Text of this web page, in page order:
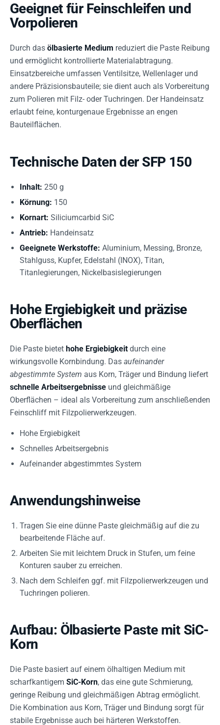
Geeignet für Feinschleifen und
Vorpolieren
Durch das ölbasierte Medium reduziert die Paste Reibung
und ermöglicht kontrollierte Materialabtragung.
Einsatzbereiche umfassen Ventilsitze, Wellenlager und
andere Präzisionsbauteile; sie dient auch als Vorbereitung
zum Polieren mit Filz- oder Tuchringen. Der Handeinsatz
erlaubt feine, konturgenaue Ergebnisse an engen
Bauteilflächen.
Technische Daten der SFP 150
Inhalt: 250 g
Körnung: 150
Kornart: Siliciumcarbid SiC
Antrieb: Handeinsatz
Geeignete Werkstoffe: Aluminium, Messing, Bronze,
Stahlguss, Kupfer, Edelstahl (INOX), Titan,
Titanlegierungen, Nickelbasislegierungen
Hohe Ergiebigkeit und präzise
Oberflächen
Die Paste bietet hohe Ergiebigkeit durch eine
wirkungsvolle Kornbindung. Das aufeinander
abgestimmte System aus Korn, Träger und Bindung liefert
schnelle Arbeitsergebnisse und gleichmäßige
Oberflächen – ideal als Vorbereitung zum anschließenden
Feinschliff mit Filzpolierwerkzeugen.
Hohe Ergiebigkeit
Schnelles Arbeitsergebnis
Aufeinander abgestimmtes System
Anwendungshinweise
Tragen Sie eine dünne Paste gleichmäßig auf die zu
bearbeitende Fläche auf.
Arbeiten Sie mit leichtem Druck in Stufen, um feine
Konturen sauber zu erreichen.
Nach dem Schleifen ggf. mit Filzpolierwerkzeugen und
Tuchringen polieren.
Aufbau: Ölbasierte Paste mit SiC-
Korn
Die Paste basiert auf einem ölhaltigen Medium mit
scharfkantigem SiC-Korn, das eine gute Schmierung,
geringe Reibung und gleichmäßigen Abtrag ermöglicht.
Die Kombination aus Korn, Träger und Bindung sorgt für
stabile Ergebnisse auch bei härteren Werkstoffen.